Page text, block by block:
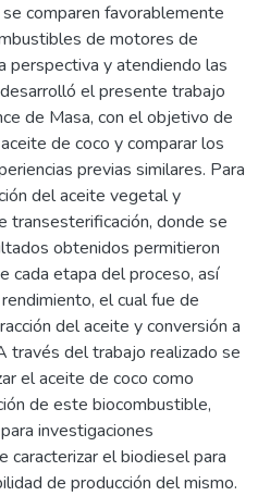
comparen favorablemente
de motores de
perspectiva y atendiendo las
el presente trabajo
de Masa, con el objetivo de
de coco y comparar los
previas similares. Para
del aceite vegetal y
transesterificación, donde se
obtenidos permitieron
cada etapa del proceso, así
el cual fue de
del aceite y conversión a
través del trabajo realizado se
el aceite de coco como
de este biocombustible,
investigaciones
caracterizar el biodiesel para
de producción del mismo.